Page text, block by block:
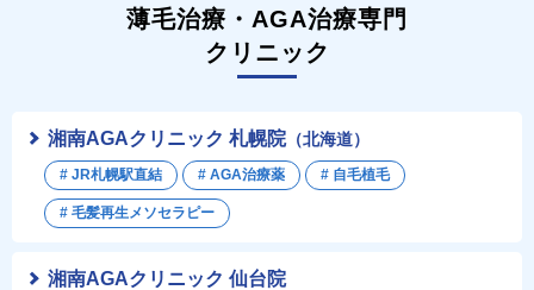
薄毛治療・AGA治療専門
クリニック
湘南AGAクリニック 札幌院（北海道）
# JR札幌駅直結 # AGA治療薬 # 自毛植毛
# 毛髪再生メソセラピー
湘南AGAクリニック 仙台院